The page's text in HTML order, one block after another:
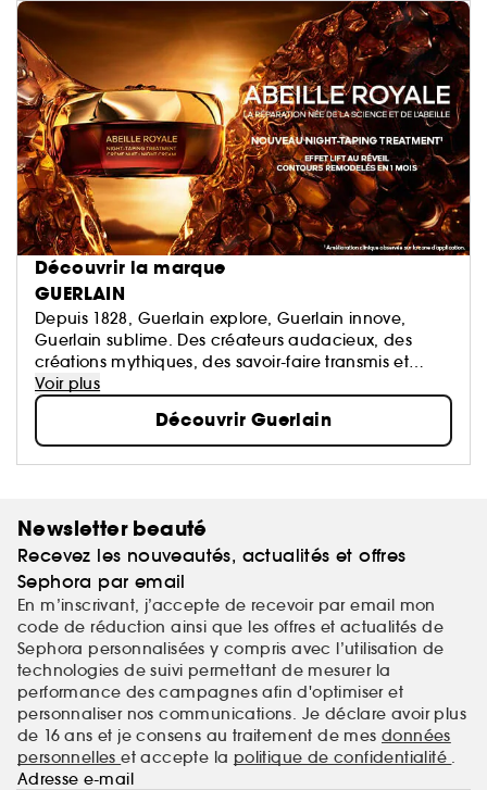
Découvrir la marque
GUERLAIN
Depuis 1828, Guerlain explore, Guerlain innove,
Guerlain sublime. Des créateurs audacieux, des
créations mythiques, des savoir-faire transmis et
perpétués. La Culture du Beau en signature.
Voir plus
Découvrir Guerlain
Newsletter beauté
Recevez les nouveautés, actualités et offres
Sephora par email
En m’inscrivant, j’accepte de recevoir par email mon
code de réduction ainsi que les offres et actualités de
Sephora personnalisées y compris avec l’utilisation de
technologies de suivi permettant de mesurer la
performance des campagnes afin d'optimiser et
personnaliser nos communications. Je déclare avoir plus
de 16 ans et je consens au traitement de mes données
personnelleset accepte la politique de confidentialité .
Adresse e-mail